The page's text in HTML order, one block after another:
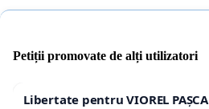
Petiții promovate de alți utilizatori
Libertate pentru VIOREL PAȘCA